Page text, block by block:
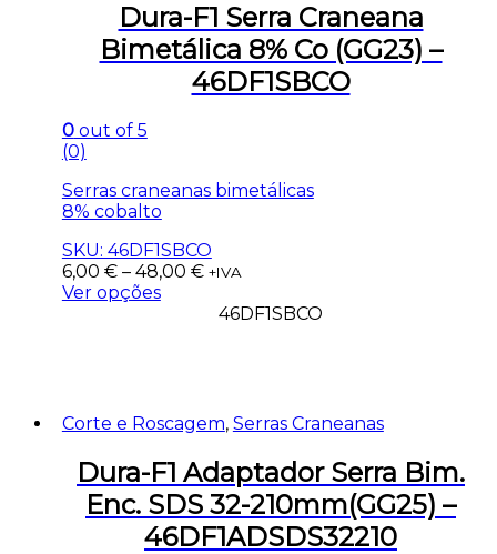
Dura-F1 Serra Craneana
Bimetálica 8% Co (GG23) –
46DF1SBCO
0out of 5
(0)
Serras craneanas bimetálicas
8% cobalto
SKU: 46DF1SBCO
6,00 €– 48,00 € +IVA
Ver opções
46DF1SBCO
Corte e Roscagem, Serras Craneanas
Dura-F1 Adaptador Serra Bim.
Enc. SDS 32-210mm(GG25) –
46DF1ADSDS32210